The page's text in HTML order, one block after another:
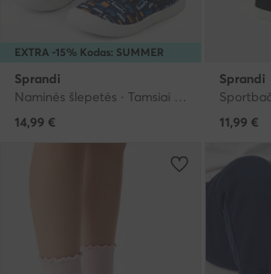
EXTRA -15% Kodas: SUMMER
Sprandi
Naminės šlepetės · Tamsiai mėlyna
14,99 €
Sprandi
11,99 €